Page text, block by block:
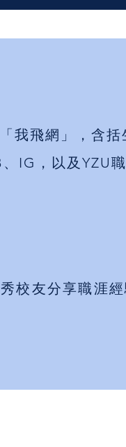
我飛網」，含
IG，以及YZU
校友分享職涯